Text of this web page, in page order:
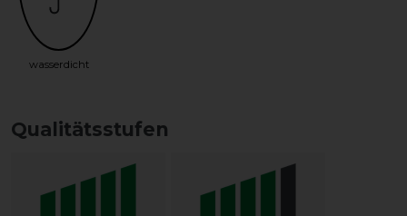
wasserdicht
Qualitätsstufen